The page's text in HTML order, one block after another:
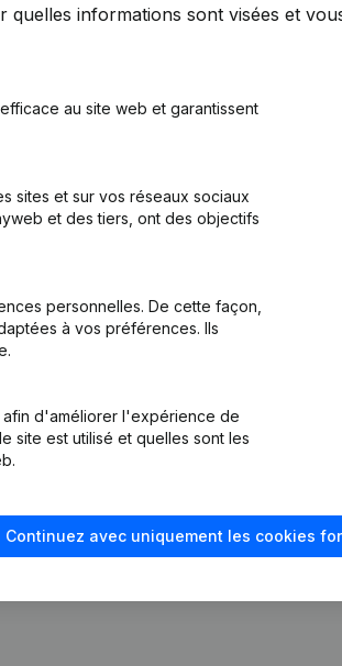
quelles informations sont visées et
au site web et garantissent
sites et sur vos réseaux sociaux
et des tiers, ont des objectifs
personnelles. De cette façon,
à vos préférences. Ils
afin d'améliorer l'expérience de
site est utilisé et quelles sont les
Continuez avec uniquement les cookies
fraude
Consulter des comptes annuels
Vérification de la solvabilité